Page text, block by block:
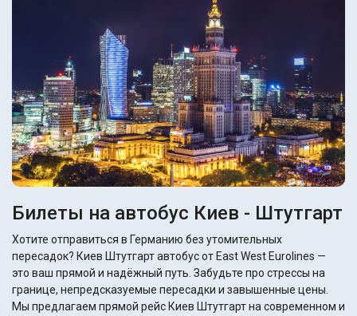
Билеты на автобус Киев - Штутгарт
Хотите отправиться в Германию без утомительных
пересадок? Киев Штутгарт автобус от East West Eurolines —
это ваш прямой и надёжный путь. Забудьте про стрессы на
границе, непредсказуемые пересадки и завышенные цены.
Мы предлагаем прямой рейс Киев Штутгарт на современном и